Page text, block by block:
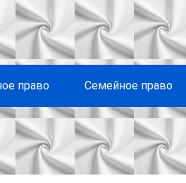
право Семейное право